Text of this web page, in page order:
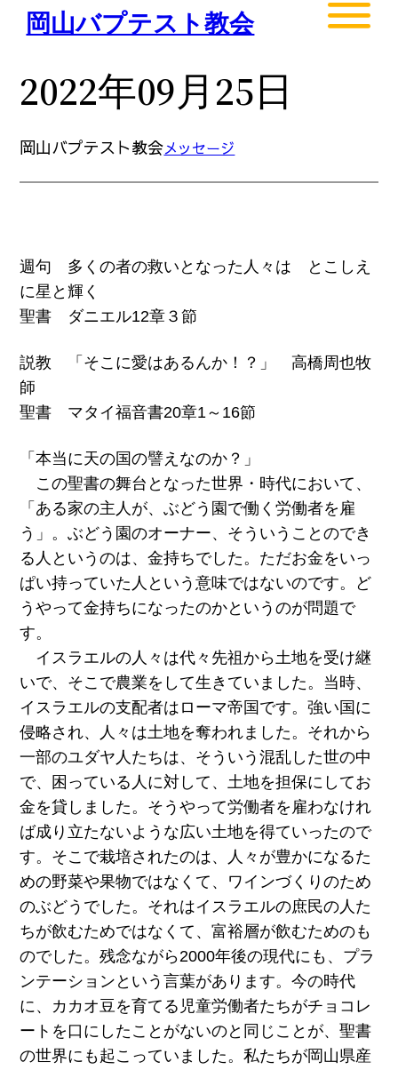
岡山バプテスト教会
2022年09月25日
岡山バプテスト教会メッセージ
週句 多くの者の救いとなった人々は とこしえ
に星と輝く
聖書 ダニエル12章３節
説教 「そこに愛はあるんか！？」 高橋周也牧
師
聖書 マタイ福音書20章1～16節
「本当に天の国の譬えなのか？」
この聖書の舞台となった世界・時代において、
「ある家の主人が、ぶどう園で働く労働者を雇
う」。ぶどう園のオーナー、そういうことのでき
る人というのは、金持ちでした。ただお金をいっ
ぱい持っていた人という意味ではないのです。ど
うやって金持ちになったのかというのが問題で
す。
イスラエルの人々は代々先祖から土地を受け継
いで、そこで農業をして生きていました。当時、
イスラエルの支配者はローマ帝国です。強い国に
侵略され、人々は土地を奪われました。それから
一部のユダヤ人たちは、そういう混乱した世の中
で、困っている人に対して、土地を担保にしてお
金を貸しました。そうやって労働者を雇わなけれ
ば成り立たないような広い土地を得ていったので
す。そこで栽培されたのは、人々が豊かになるた
めの野菜や果物ではなくて、ワインづくりのため
のぶどうでした。それはイスラエルの庶民の人た
ちが飲むためではなくて、富裕層が飲むためのも
のでした。残念ながら2000年後の現代にも、プラ
ンテーションという言葉があります。今の時代
に、カカオ豆を育てる児童労働者たちがチョコレ
ートを口にしたことがないのと同じことが、聖書
の世界にも起こっていました。私たちが岡山県産